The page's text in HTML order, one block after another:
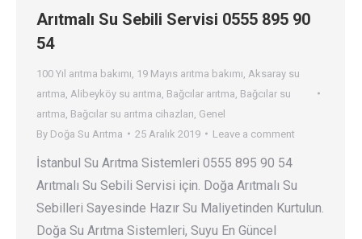
Arıtmalı Su Sebili Servisi 0555 895 90
54
100 Yıl arıtma bakımı 19 Mayıs arıtma bakımı Aksaray su
arıtma Alibeyköy su arıtma Bağcılar arıtma Bağcılar su
arıtma Bağcılar su arıtma cihazları Genel
By Doğa Su Arıtma 25 Aralık 2019 Leave a comment
İstanbul Su Arıtma Sistemleri 0555 895 90 54
Arıtmalı Su Sebili Servisi için. Doğa Arıtmalı Su
Sebilleri Sayesinde Hazır Su Maliyetinden Kurtulun.
Doğa Su Arıtma Sistemleri, Suyu En Güncel